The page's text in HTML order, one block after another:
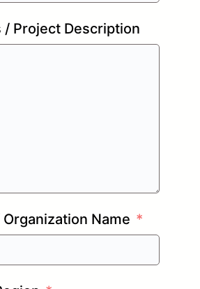
/ Project Description
Name